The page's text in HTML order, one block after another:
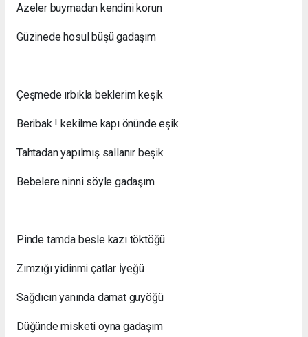
Azeler buymadan kendini korun
Güzinede hosul büşü gadaşım
Çeşmede ırbıkla beklerim keşik
Beribak ! kekilme kapı önünde eşik
Tahtadan yapılmış sallanır beşik
Bebelere ninni söyle gadaşım
Pinde tamda besle kazı töktöğü
Zımzığı yidinmi çatlar İyeğü
Sağdıcın yanında damat guyöğü
Düğünde misketi oyna gadaşım